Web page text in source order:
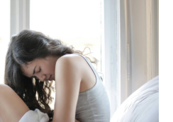
vaše zdraví.